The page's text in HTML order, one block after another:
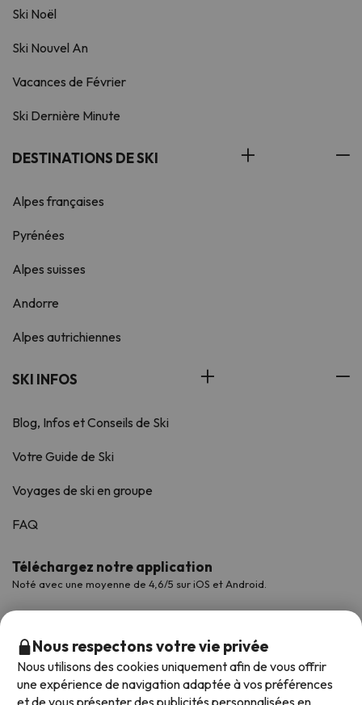
Ski Noël
Ski Nouvel An
Vacances de Février
Ski Dernière Minute
DESTINATIONS DE SKI
Alpes françaises
Pyrénées
Alpes suisses
Andorre
Alpes autrichiennes
SKI INFOS
Blog, Infos et Conseils de Ski
Votre Guide de Ski
Voyages de ski en groupe
FAQ
Téléchargez notre application
Noté avec une moyenne de 4,6/5 sur iOS et Android.
Nous respectons votre vie privée
Nous utilisons des cookies uniquement afin de vous offrir
une expérience de navigation adaptée à vos préférences
et de vous présenter des publicités personnalisées en